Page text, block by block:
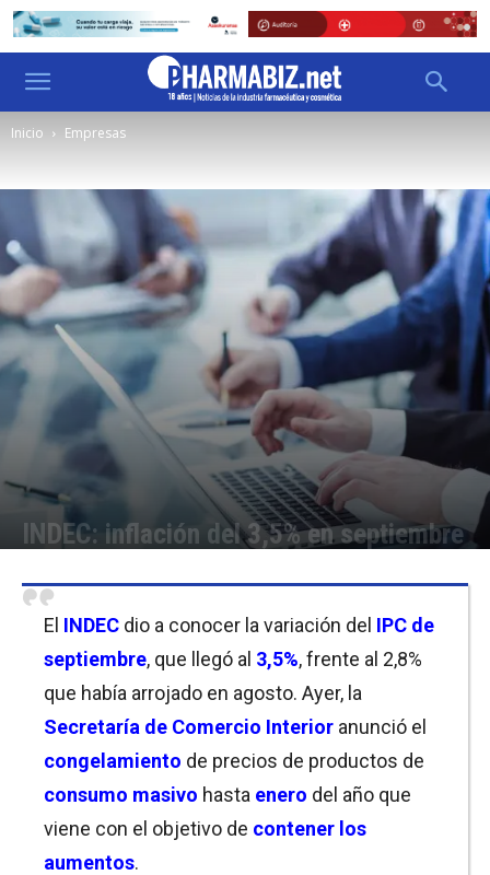
Inicio Empresas
INDEC: inflación del 3,5% en septiembre
El INDEC dio a conocer la variación del IPC de
septiembre, que llegó al 3,5%, frente al 2,8%
que había arrojado en agosto. Ayer, la
Secretaría de Comercio Interior anunció el
congelamiento de precios de productos de
consumo masivo hasta enero del año que
viene con el objetivo de contener los
aumentos.